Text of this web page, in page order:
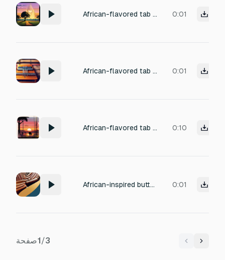
African-flavored tab switch sound with light kalimba glide, soft pizzicato string, subtle percussion shimmer. 0:01
African-flavored tab switch sound with light kalimba glide, soft pizzicato string, subtle percussion shimmer. 0:01
African-flavored tab switch sound with light kalimba glide, soft pizzicato string, subtle percussion shimmer. 0:10
African-inspired button tap with soft wood click, subtle marimba pluck, gentle wind chime accent 0:01
صفحة1/3 Previous
Next